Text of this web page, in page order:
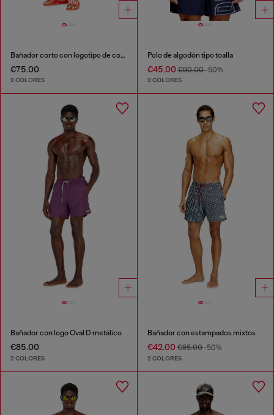
Bañador corto con logotipo de contorno
€75.00
2 COLORES
Polo de algodón tipo toalla
€45.00€90.00-50%
2 COLORES
Bañador con logo Oval D metálico
€85.00
2 COLORES
Bañador con estampados mixtos
€42.00€85.00-50%
2 COLORES